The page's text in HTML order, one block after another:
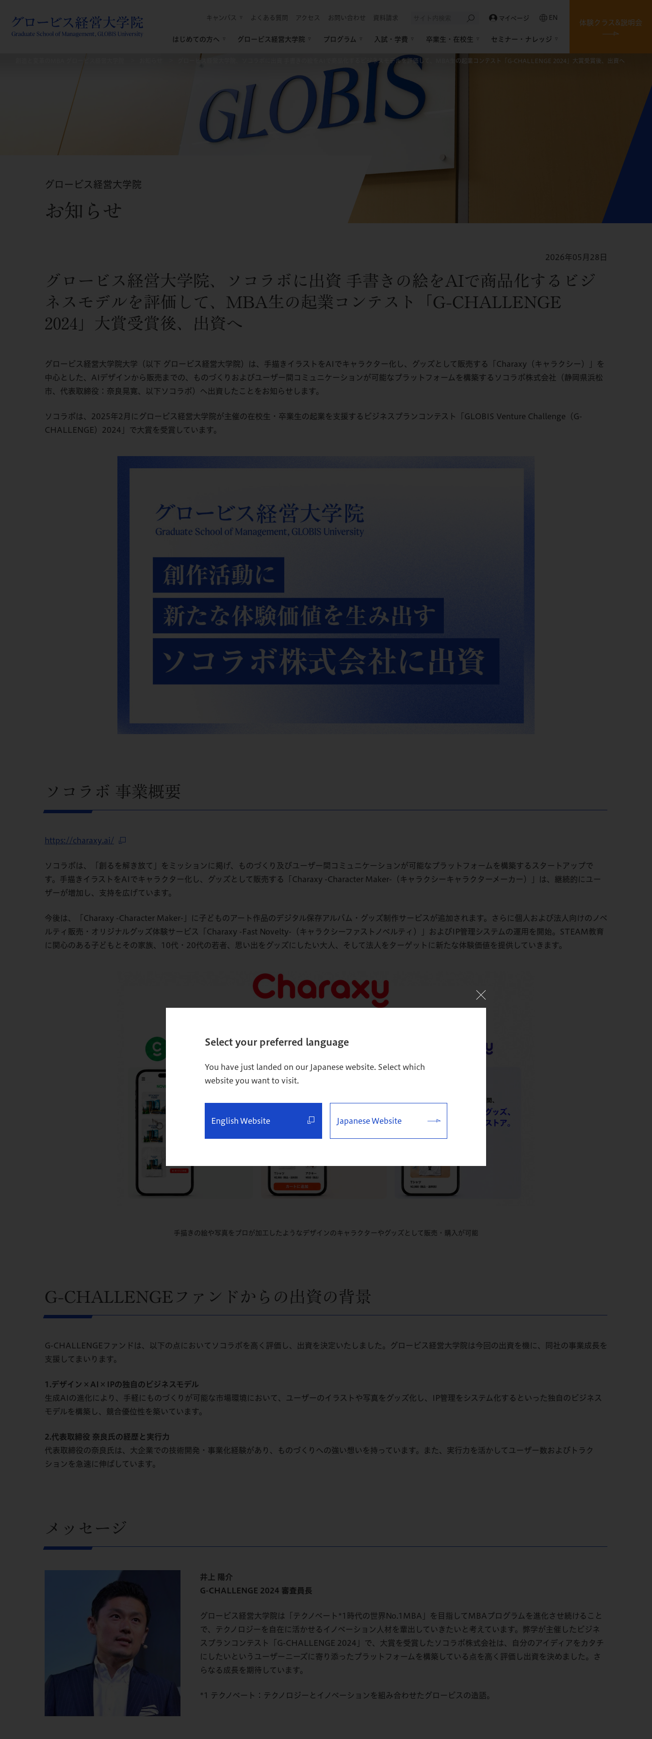
キャンパス よくある質問 アクセス お問い合わせ 資料請求 マイページ EN
はじめての方へ グロービス経営大学院 プログラム 入試・学費 卒業生・在校生 セミナー・ナレッジ
体験クラス&説明会
Select your preferred language
You have just landed on our Japanese website. Select which
website you want to visit.
English Website Japanese Website
グロービス経営大学院、ソコラボに出資 手書きの絵をAIで商品化するビジネスモデルを評価して、MBA生の起業コンテスト「G-CHALLENGE 2024」大賞受賞後、出資へ
グロービス経営大学院
お知らせ
2026年05月28日
グロービス経営大学院、ソコラボに出資 手書きの絵をAIで商品化するビジ
ネスモデルを評価して、MBA生の起業コンテスト「G-CHALLENGE
2024」大賞受賞後、出資へ
グロービス経営大学院大学（以下 グロービス経営大学院）は、手描きイラストをAIでキャラクター化し、グッズとして販売する「Charaxy（キャラクシー）」を
中心とした、AIデザインから販売までの、ものづくりおよびユーザー間コミュニケーションが可能なプラットフォームを構築するソコラボ株式会社（静岡県浜松
市、代表取締役：奈良晃寛、以下ソコラボ）へ出資したことをお知らせします。
ソコラボは、2025年2月にグロービス経営大学院が主催の在校生・卒業生の起業を支援するビジネスプランコンテスト「GLOBIS Venture Challenge（G-
CHALLENGE）2024」で大賞を受賞しています。
ソコラボ 事業概要
https://charaxy.ai/
ソコラボは、「創るを解き放て」をミッションに掲げ、ものづくり及びユーザー間コミュニケーションが可能なプラットフォームを構築するスタートアップで
す。手描きイラストをAIでキャラクター化し、グッズとして販売する「Charaxy -Character Maker-（キャラクシーキャラクターメーカー）」は、継続的にユー
ザーが増加し、支持を広げています。
今後は、「Charaxy -Character Maker-」に子どものアート作品のデジタル保存アルバム・グッズ制作サービスが追加されます。さらに個人および法人向けのノベ
ルティ販売・オリジナルグッズ体験サービス「Charaxy -Fast Novelty-（キャラクシーファストノベルティ）」およびIP管理システムの運用を開始。STEAM教育
に関心のある子どもとその家族、10代・20代の若者、思い出をグッズにしたい大人、そして法人をターゲットに新たな体験価値を提供していきます。
手描きの絵や写真をプロが加工したようなデザインのキャラクターやグッズとして販売・購入が可能
G-CHALLENGEファンドからの出資の背景
G-CHALLENGEファンドは、以下の点においてソコラボを高く評価し、出資を決定いたしました。グロービス経営大学院は今回の出資を機に、同社の事業成長を
支援してまいります。
1.デザイン×AI×IPの独自のビジネスモデル
生成AIの進化により、手軽にものづくりが可能な市場環境において、ユーザーのイラストや写真をグッズ化し、IP管理をシステム化するといった独自のビジネス
モデルを構築し、競合優位性を築いています。
2.代表取締役 奈良氏の経歴と実行力
代表取締役の奈良氏は、大企業での技術開発・事業化経験があり、ものづくりへの強い想いを持っています。また、実行力を活かしてユーザー数およびトラク
ションを急速に伸ばしています。
メッセージ
井上 陽介
G-CHALLENGE 2024 審査員長
グロービス経営大学院は「テクノベート*1時代の世界No.1MBA」を目指してMBAプログラムを進化させ続けること
で、テクノロジーを自在に活かせるイノベーション人材を輩出していきたいと考えています。弊学が主催したビジネ
スプランコンテスト「G-CHALLENGE 2024」で、大賞を受賞したソコラボ株式会社は、自分のアイディアをカタチ
にしたいというユーザーニーズに寄り添ったプラットフォームを構築している点を高く評価し出資を決めました。さ
らなる成長を期待しています。
*1 テクノベート：テクノロジーとイノベーションを組み合わせたグロービスの造語。